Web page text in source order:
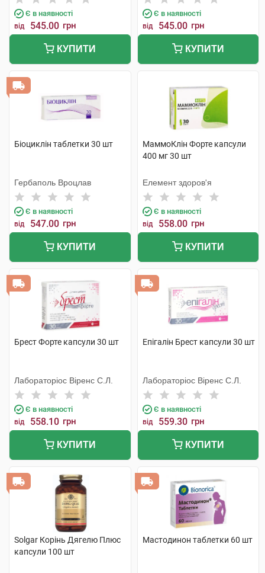
Є в наявності
від 545.00 грн
КУПИТИ
Є в наявності
від 545.00 грн
КУПИТИ
Біоциклін таблетки 30 шт
Гербаполь Вроцлав
Є в наявності
від 547.00 грн
КУПИТИ
МаммоКлін Форте капсули
400 мг 30 шт
Елемент здоров'я
Є в наявності
від 558.00 грн
КУПИТИ
Брест Форте капсули 30 шт
Лабораторіос Віренс С.Л.
Є в наявності
від 558.10 грн
КУПИТИ
Епігалін Брест капсули 30 шт
Лабораторіос Віренс С.Л.
Є в наявності
від 559.30 грн
КУПИТИ
Solgar Корінь Дягелю Плюс
капсули 100 шт
Мастодинон таблетки 60 шт